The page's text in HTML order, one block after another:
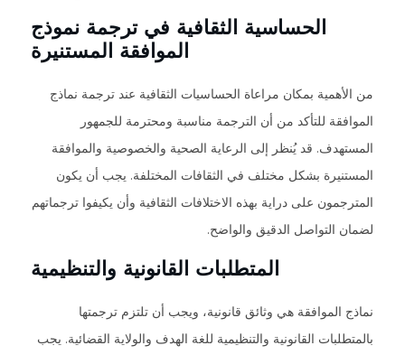
الحساسية الثقافية في ترجمة نموذج
الموافقة المستنيرة
من الأهمية بمكان مراعاة الحساسيات الثقافية عند ترجمة نماذج
الموافقة للتأكد من أن الترجمة مناسبة ومحترمة للجمهور
المستهدف. قد يُنظر إلى الرعاية الصحية والخصوصية والموافقة
المستنيرة بشكل مختلف في الثقافات المختلفة. يجب أن يكون
المترجمون على دراية بهذه الاختلافات الثقافية وأن يكيفوا ترجماتهم
لضمان التواصل الدقيق والواضح.
المتطلبات القانونية والتنظيمية
نماذج الموافقة هي وثائق قانونية، ويجب أن تلتزم ترجمتها
بالمتطلبات القانونية والتنظيمية للغة الهدف والولاية القضائية. يجب